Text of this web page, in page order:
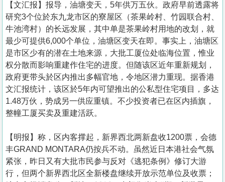
【文汇报】报导，油塘变天，5年供万五伙。政府早前透露将
研究3个位於东九龙市区的寮屋区（茶果岭村、竹园联合村、
牛池湾村）的长远发展，其中单是茶果岭村用地的改划，就
最少可提供6,000个单位，油塘区变天在即。事实上，油塘区
是市区少有的潜在土地来源，大批工厦位处临海位置，惟业
权分散而影响重建作住宅的进度。但随该区近年重新规划，
政府更带头於区内推出多幅官地，令地区潜力重现。据香港
文汇报统计，该区於5年内可望推出的公私型住宅项目，多达
1.48万伙，势成另一供应重镇。不少投资者已在区内插旗，
整幢工厦买卖及重建活跃。
【明报】称，区内客撑起，新界西北两新盘收1200票，会德
丰GRAND MONTARA仍按兵不动。虽然近日本港社会气氛
紧张，昨日又有大批市民参与反对《逃犯条例》修订大游
行，但两个新界西北区全新楼盘继续开放示范单位及收票；